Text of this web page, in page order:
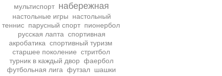
мультиспорт набережная
настольные игры
настольный
теннис парусный спорт пионербол
русская лапта спортивная
акробатика спортивный туризм
старшее поколение стритбол
турник в каждый двор фаербол
футбольная лига футзал шашки